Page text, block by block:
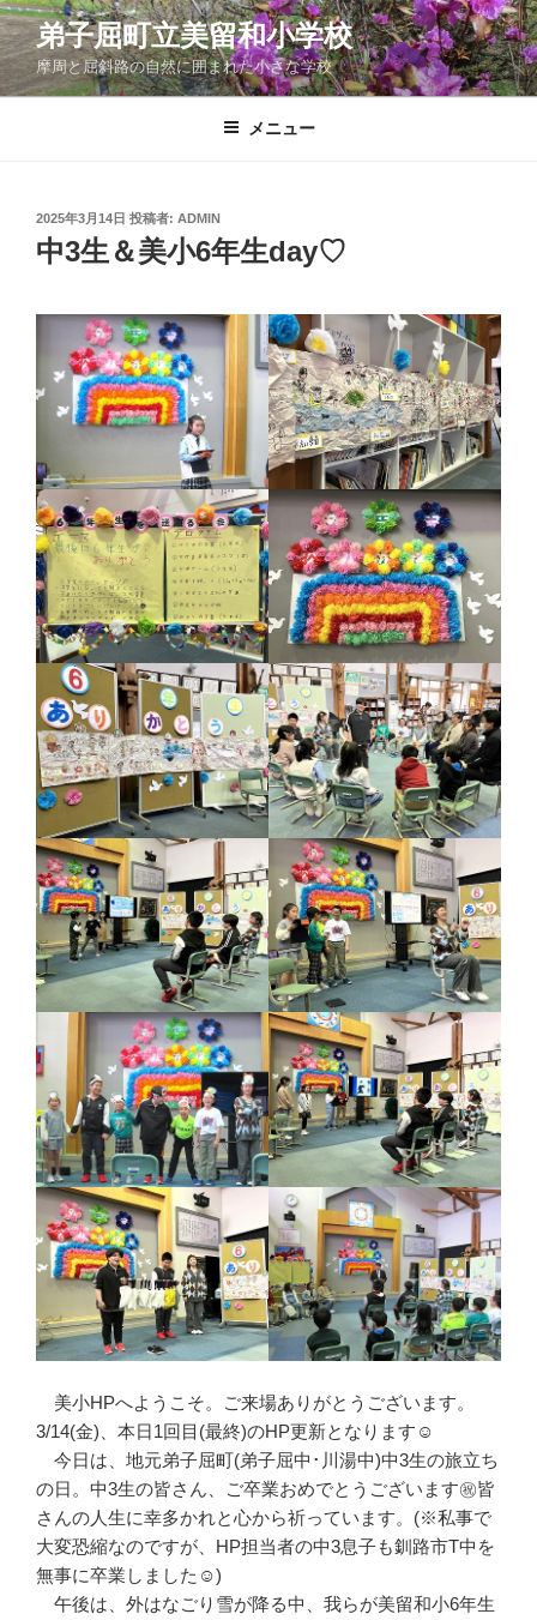
コ
ン
テ
ン
弟子屈町立美留和小学校
摩周と屈斜路の自然に囲まれた小さな学校
メニュー
投
日:
2025年3月14日 投稿者: ADMIN
中3生＆美小6年生day♡
美小HPへようこそ。ご来場ありがとうございます。
3/14(金)、本日1回目(最終)のHP更新となります☺
今日は、地元弟子屈町(弟子屈中･川湯中)中3生の旅立ち
の日。中3生の皆さん、ご卒業おめでとうございます㊗皆
さんの人生に幸多かれと心から祈っています。(※私事で
大変恐縮なのですが、HP担当者の中3息子も釧路市T中を
無事に卒業しました☺)
午後は、外はなごり雪が降る中、我らが美留和小6年生